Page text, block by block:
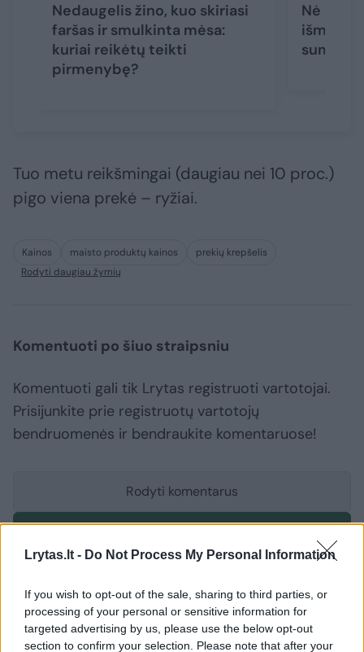
Lrytas.lt - Do Not Process My Personal Information
If you wish to opt-out of the sale, sharing to third parties, or
processing of your personal or sensitive information for
targeted advertising by us, please use the below opt-out
section to confirm your selection. Please note that after your
Nedaugelis žino, kuo skiriasi
faršas ir smulkinta mėsa:
kuriai reikėtų teikti
pirmenybę?
Nė
sumos
Tuo metu reikšmingai (daugiau nei 10 proc.)
pigo viena prekė – ryžiai.
Kainos maisto produktų kainos
prekių krepšelis
Rodyti daugiau žymių
Komentuoti po šiuo straipsniu
Komentuoti gali tik Lrytas registruoti vartotojai.
Prisijunkite prie registruotų vartotojų
bendruomenės ir bendraukite komentaruose!
Rodyti komentarus